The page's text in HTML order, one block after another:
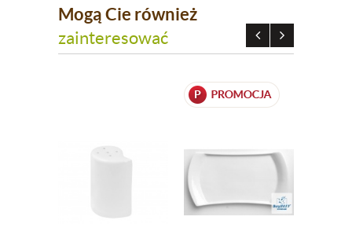
Mogą Cie również
zainteresować